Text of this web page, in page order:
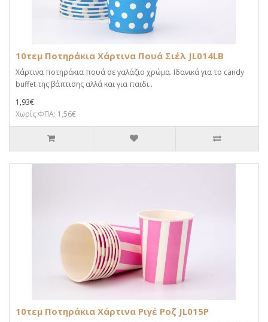
10τεμ Ποτηράκια Χάρτινα Πουά Σιέλ JL014LB
Χάρτινα ποτηράκια πουά σε γαλάζιο χρώμα. Ιδανικά για το candy
buffet της βάπτισης αλλά και για παιδι..
1,93€
Χωρίς ΦΠΑ: 1,56€
10τεμ Ποτηράκια Χάρτινα Ριγέ Ροζ JL015P